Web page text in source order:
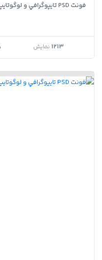
فونت PSD تايپوگرافي و لوگوتايپ سبحان
1213 نمایش